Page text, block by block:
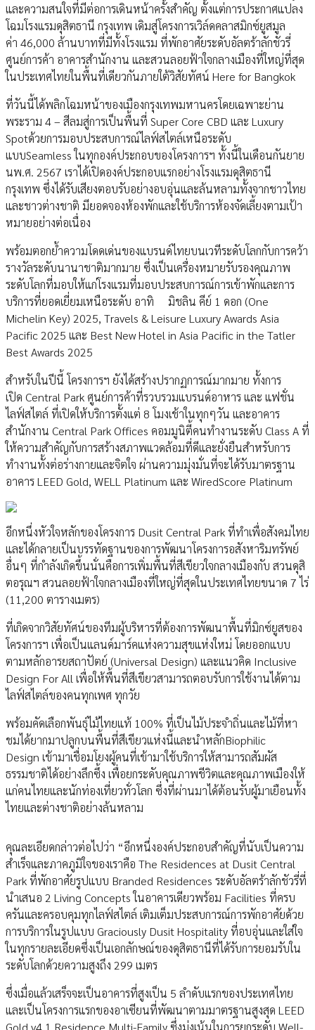
และความสนใจที่มีต่อการเดินหน้าครั้งสำคัญ ตั้งแต่การประกาศแปลง
โฉมโรงแรมดุสิตธานี กรุงเทพ เดิมสู่โครงการเวิล์ดคลาสมิกซ์ยูสมูล
ค่า 46,000 ล้านบาทที่มีทั้งโรงแรม ที่พักอาศัยระดับอัลตร้าลักชัวรี่
ศูนย์การค้า อาคารสำนักงาน และสวนลอยฟ้าใจกลางเมืองที่ใหญ่ที่สุด
ในประเทศไทยในพื้นที่เดียวกันภายใต้วิสัยทัศน์ Here for Bangkok
ที่วันนี้ได้พลิกโฉมหน้าของเมืองกรุงเทพมหานครโดยเฉพาะย่าน
พระราม 4 – สีลมสู่การเป็นพื้นที่ Super Core CBD และ Luxury
Spotด้วยการมอบประสบการณ์ไลฟ์สไตล์เหนือระดับ
แบบSeamless ในทุกองค์ประกอบของโครงการฯ ทั้งนี้ในเดือนกันยาย
นพ.ศ. 2567 เราได้เปิดองค์ประกอบแรกอย่างโรงแรมดุสิตธานี
กรุงเทพ ซึ่งได้รับเสียงตอบรับอย่างอบอุ่นและล้นหลามทั้งจากชาวไทย
และชาวต่างชาติ มียอดจองห้องพักและใช้บริการห้องจัดเลี้ยงตามเป้า
หมายอย่างต่อเนื่อง
พร้อมตอกย้ำความโดดเด่นของแบรนด์ไทยบนเวทีระดับโลกกับการคว้า
รางวัลระดับนานาชาติมากมาย ซึ่งเป็นเครื่องหมายรับรองคุณภาพ
ระดับโลกที่มอบให้แก่โรงแรมที่มอบประสบการณ์การเข้าพักและการ
บริการที่ยอดเยี่ยมเหนือระดับ อาทิ มิชลิน คีย์ 1 ดอก (One
Michelin Key) 2025, Travels & Leisure Luxury Awards Asia
Pacific 2025 และ Best New Hotel in Asia Pacific in the Tatler
Best Awards 2025
สำหรับในปีนี้ โครงการฯ ยังได้สร้างปรากฏการณ์มากมาย ทั้งการ
เปิด Central Park ศูนย์การค้าที่รวบรวมแบรนด์อาหาร และ แฟชั่น
ไลฟ์สไตล์ ที่เปิดให้บริการตั้งแต่ 8 โมงเช้าในทุกๆวัน และอาคาร
สำนักงาน Central Park Offices คอมมูนิตี้คนทำงานระดับ Class A ที่
ให้ความสำคัญกับการสร้างสภาพแวดล้อมที่ดีและยั่งยืนสำหรับการ
ทำงานทั้งต่อร่างกายและจิตใจ ผ่านความมุ่งมั่นที่จะได้รับมาตรฐาน
อาคาร LEED Gold, WELL Platinum และ WiredScore Platinum
อีกหนึ่งหัวใจหลักของโครงการ Dusit Central Park ที่ทำเพื่อสังคมไทย
และได้กลายเป็นบรรทัดฐานของการพัฒนาโครงการอสังหาริมทรัพย์
อื่นๆ ที่กำลังเกิดขึ้นนั่นคือการเพิ่มพื้นที่สีเขียวใจกลางเมืองกับ สวนดุสิ
ตอรุณฯ สวนลอยฟ้าใจกลางเมืองที่ใหญ่ที่สุดในประเทศไทยขนาด 7 ไร่
(11,200 ตารางเมตร)
ที่เกิดจากวิสัยทัศน์ของทีมผู้บริหารที่ต้องการพัฒนาพื้นที่มิกซ์ยูสของ
โครงการฯ เพื่อเป็นแลนด์มาร์คแห่งความสุขแห่งใหม่ โดยออกแบบ
ตามหลักอารยสถาปัตย์ (Universal Design) และแนวคิด Inclusive
Design For All เพื่อให้พื้นที่สีเขียวสามารถตอบรับการใช้งานได้ตาม
ไลฟ์สไตล์ของคนทุกเพศ ทุกวัย
พร้อมคัดเลือกพันธุ์ไม้ไทยแท้ 100% ที่เป็นไม้ประจำถิ่นและไม้ที่หา
ชมได้ยากมาปลูกบนพื้นที่สีเขียวแห่งนี้และนำหลักBiophilic
Design เข้ามาเชื่อมโยงผู้คนที่เข้ามาใช้บริการให้สามารถสัมผัส
ธรรมชาติได้อย่างลึกซึ้ง เพื่อยกระดับคุณภาพชีวิตและคุณภาพเมืองให้
แก่คนไทยและนักท่องเที่ยวทั่วโลก ซึ่งที่ผ่านมาได้ต้อนรับผู้มาเยือนทั้ง
ไทยและต่างชาติอย่างล้นหลาม
คุณละเอียดกล่าวต่อไปว่า “อีกหนึ่งองค์ประกอบสำคัญที่นับเป็นความ
สำเร็จและภาคภูมิใจของเราคือ The Residences at Dusit Central
Park ที่พักอาศัยรูปแบบ Branded Residences ระดับอัลตร้าลักชัวรี่ที่
นำเสนอ 2 Living Concepts ในอาคารเดียวพร้อม Facilities ที่ครบ
ครันและครอบคุมทุกไลฟ์สไตล์ เติมเต็มประสบการณ์การพักอาศัยด้วย
การบริการในรูปแบบ Graciously Dusit Hospitality ที่อบอุ่นและใส่ใจ
ในทุกรายละเอียดซึ่งเป็นเอกลักษณ์ของดุสิตธานีที่ได้รับการยอมรับใน
ระดับโลกด้วยความสูงถึง 299 เมตร
ซึ่งเมื่อแล้วเสร็จจะเป็นอาคารที่สูงเป็น 5 ลำดับแรกของประเทศไทย
และเป็นโครงการแรกของอาเซียนที่พัฒนาตามมาตรฐานสูงสุด LEED
Gold v4.1 Residence Multi-Family ซึ่งมุ่งเน้นในการยกระดับ Well-